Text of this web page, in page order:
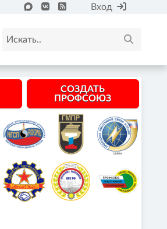
Вход
СОЗДАТЬ
ПРОФСОЮЗ